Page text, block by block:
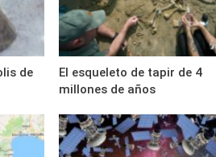
de
El esqueleto de tapir de 4
millones de años